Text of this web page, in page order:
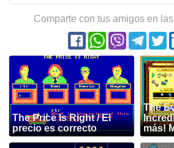
Comparte con tus amigos en
The Price Is Right / El
precio es correcto
The
más!